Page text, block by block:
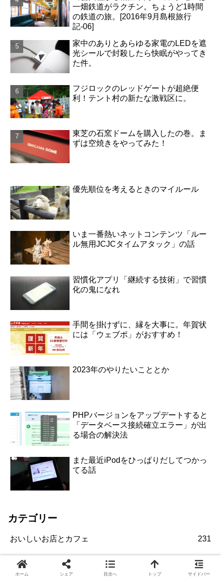
一畑鉄道がラクチン。ちょうど1時間
の鉄道の旅。[2016年9月島根旅行
記-06]
家中のありとあらゆる家電のLEDを遮
光シールで封殺したら快眠がやってき
た件。
フジロックのレッドゲートが超絶便
利！テント村の新たな激戦区に。
東芝の石窯ドームを購入したの巻。ま
ずは空焼きをやってみた！
優先順位を考えるときのマイルール
いま一番熱いネットコンテンツ「ルー
ル無用JCJCタイムアタック」の話
習慣化アプリ「継続する技術」で習慣
化の鬼になれ
手間を掛けずに、縁を大事に。年賀状
には「ウェブポ」がおすすめ！
2023年のやりたいこととか
PHPバージョンをアップデートすると
「データベース接続確立エラー」が出
る場合の解決法
また最近iPodをひっぱりだしてつかっ
てる話
カテゴリー
おいしいお店とカフェ 231
おだやかな暮らし 239
ホーム シェア 目次へ トップ サイドバー